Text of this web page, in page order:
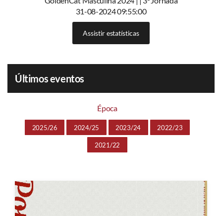
31-08-2024 09:55:00
Assistir estatísticas
Últimos eventos
Época
2025/26 2024/25 2023/24 2022/23
2021/22